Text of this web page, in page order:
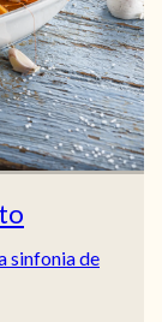
sinfonia de